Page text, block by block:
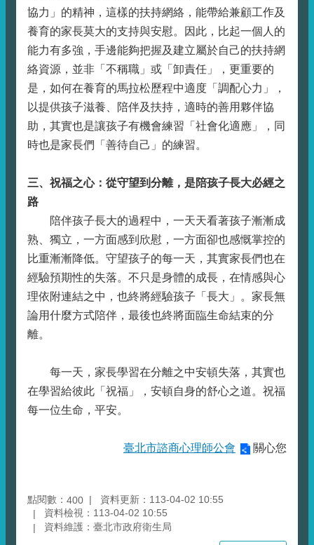
協力」的精神，這樣的扶持網絡，能帶給兼顧工作及
養育的家長莫大的支持與安慰。因此，比起一個人的
能力有多強，手邊能夠把握及建立屬於自己的扶持網
絡資源，並非「不稱職」或「卸責任」，更重要的
是，如何在養育的馬拉松歷程中適度「調配心力」，
以提供孩子滋養、陪伴及扶持，適時的善用夥伴協
助，其實也是讓孩子有機會練習「社會化適應」，同
時也是家長們「善待自己」的練習。
三、祝福之心：從守望到分離，是陪孩子長大必經之
路
陪伴孩子長大的過程中，一天天看著孩子漸漸成
熟、獨立，一方面感到欣慰，一方面卻也感慨掌控的
比重漸漸降低。守望孩子的每一天，其實家長們也在
經驗預期性的失落。不只是身體的成長，在情感與心
理依附連結之中，也終將經驗孩子「長大」。家長無
論用什麼方式陪伴，最後也終將面臨生命結束的分
離。
每一天，家長學習在分離之中安頓失落，其實也
在學習給彼此「祝福」，安頓自身的舒心之道。祝福
每一位生命，平安。
臺北市諮商心理師公會 關心您
點閱數： 400
資料更新：113-04-02 10:55
資料檢視：113-04-02 10:55
資料維護：臺北市政府衛生局